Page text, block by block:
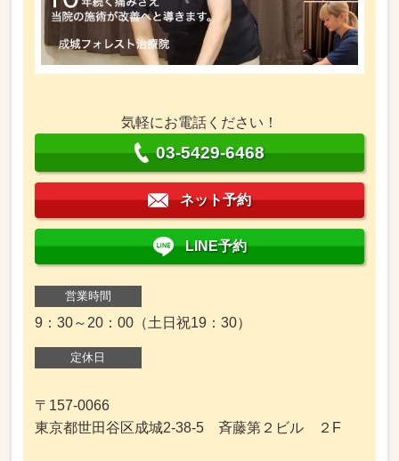
気軽にお電話ください！
03-5429-6468
ネット予約
LINE予約
営業時間
9：30～20：00（土日祝19：30）
定休日
〒157-0066
東京都世田谷区成城2-38-5 斉藤第２ビル ２F